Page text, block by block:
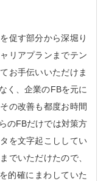
促す部分から深堀り
リアプランまでテン
お手伝いいただけま
く、企業のFBを元に
の改善も都度お時間
のFBだけでは対策方
を文字起こししてい
でいただけたので、
的確にまわしていた